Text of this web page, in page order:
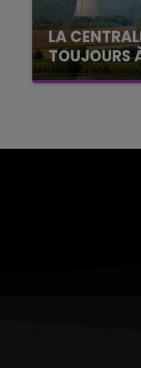
LA
TOUJOURS
Cela fait déjà